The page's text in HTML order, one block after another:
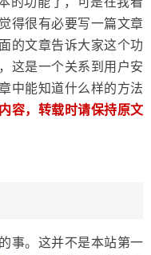
得很有必要写一篇文章
的文章告诉大家这个功
这是一个关系到用户安
中能知道什么样的方法
容，转载时请保持原文
事。这并不是本站第一